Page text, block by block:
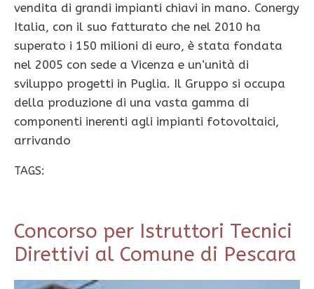
vendita di grandi impianti chiavi in mano. Conergy
Italia, con il suo fatturato che nel 2010 ha
superato i 150 milioni di euro, è stata fondata
nel 2005 con sede a Vicenza e un’unità di
sviluppo progetti in Puglia. Il Gruppo si occupa
della produzione di una vasta gamma di
componenti inerenti agli impianti fotovoltaici,
arrivando
TAGS:
Concorso per Istruttori Tecnici
Direttivi al Comune di Pescara